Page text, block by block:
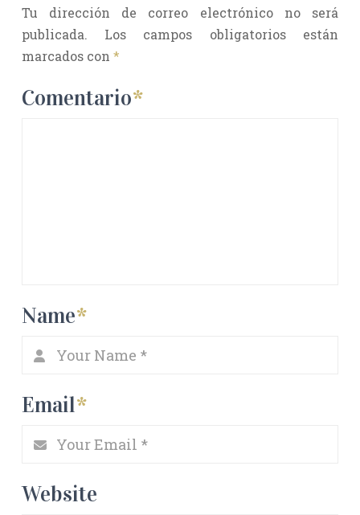
Tu dirección de correo electrónico no será
publicada.
Los campos obligatorios están
marcados con *
Comentario*
Name*
Email*
Website